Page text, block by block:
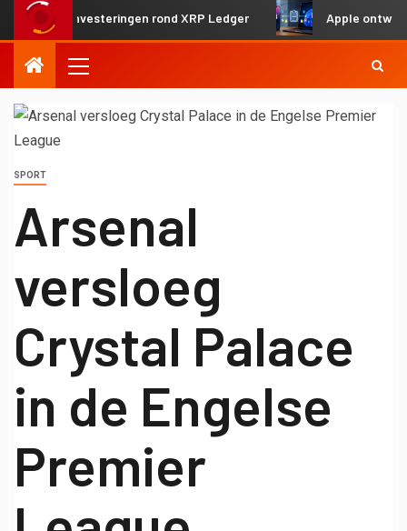
investeringen rond XRP Ledger Apple ontwikkelt
SPORT
Arsenal
versloeg
Crystal Palace
in de Engelse
Premier